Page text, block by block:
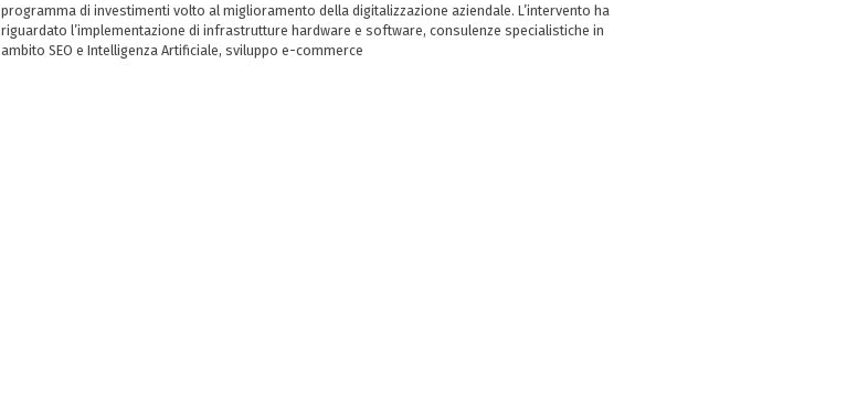
programma di investimenti volto al miglioramento della digitalizzazione aziendale. L’intervento ha
riguardato l’implementazione di infrastrutture hardware e software, consulenze specialistiche in
ambito SEO e Intelligenza Artificiale, sviluppo e-commerce